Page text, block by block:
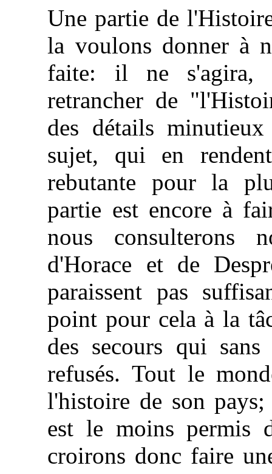
Une partie de
la voulons donner à
faite: il ne s'agira,
retrancher de
des détails
sujet, qui en
rebutante pour la
partie est encore à
nous consulterons
d'Horace et de
paraissent pas
point pour cela à la
des secours qui
refusés. Tout le
l'histoire de son
est le moins permis
croirons donc faire